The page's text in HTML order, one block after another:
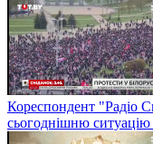
Кореспондент "Радіо
сьогоднішню ситуацію